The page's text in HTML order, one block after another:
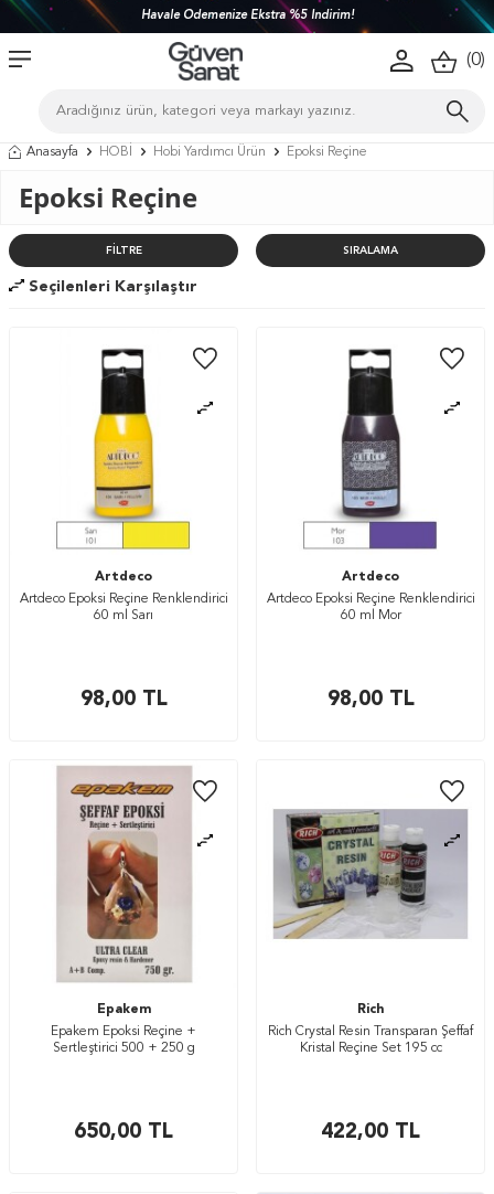
Türkiye'nin her yerine 1450 TL ve üzeri kargo bedava!
(0)
Anasayfa HOBİ Hobi Yardımcı Ürün Epoksi Reçine
Epoksi Reçine
FILTRE SIRALAMA
Seçilenleri Karşılaştır
Artdeco
Artdeco Epoksi Reçine Renklendirici
60 ml Sarı
98,00TL
Artdeco
Artdeco Epoksi Reçine Renklendirici
60 ml Mor
98,00TL
Epakem
Epakem Epoksi Reçine +
Sertleştirici 500 + 250 g
650,00 TL
Rich
Rich Crystal Resin Transparan Şeffaf
Kristal Reçine Set 195 cc
422,00 TL